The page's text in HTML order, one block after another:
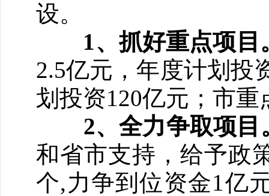
设。
1、抓好重点项目
2.5亿元，年度计划投
划投资120亿元；市
2、全力争取项目
和省市支持，给予政
个,力争到位资金1亿